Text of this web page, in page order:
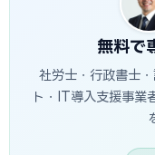
無料で
社労士・行政書士
ト・IT導入支援事業